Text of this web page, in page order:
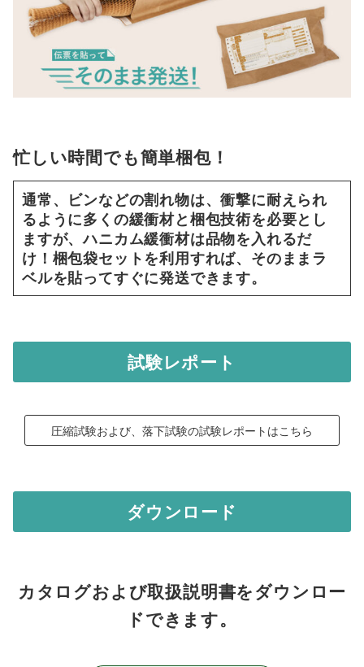
忙しい時間でも簡単梱包！
通常、ビンなどの割れ物は、衝撃に耐えられ
るように多くの緩衝材と梱包技術を必要とし
ますが、ハニカム緩衝材は品物を入れるだ
け！梱包袋セットを利用すれば、そのままラ
ベルを貼ってすぐに発送できます。
試験レポート
圧縮試験および、落下試験の試験レポートはこちら
ダウンロード
カタログおよび取扱説明書をダウンロー
ドできます。